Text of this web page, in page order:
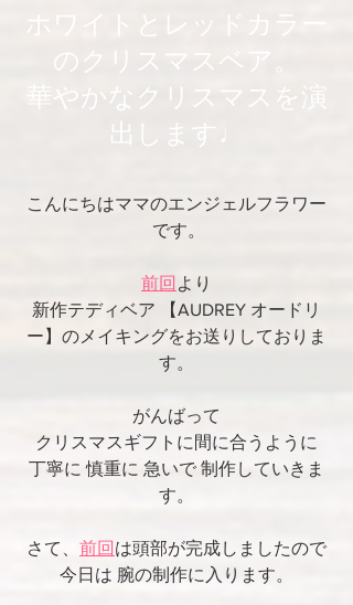
ホワイトとレッドカラー
のクリスマスベア。
華やかなクリスマスを演
出します♩
こんにちはママのエンジェルフラワー
です。
前回 より
新作テディベア 【AUDREY オードリ
ー】のメイキングをお送りしておりま
す。
がんばって
クリスマスギフトに間に合うように
丁寧に 慎重に 急いで 制作していきま
す。
さて、 前回 は頭部が完成しましたので
今日は 腕の制作に入ります。